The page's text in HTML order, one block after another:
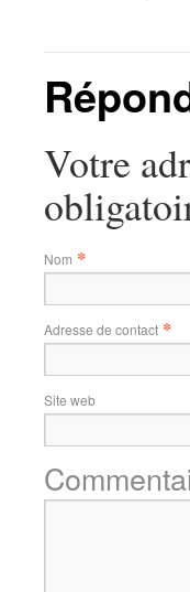
Votre
Nom *
Adresse de contact *
Site web